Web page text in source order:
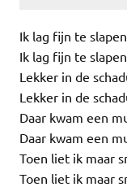
Ik lag fijn te
Ik lag fijn te
Lekker in de
Lekker in de
Daar kwam een
Daar kwam een
Toen liet ik maar
Toen liet ik maar